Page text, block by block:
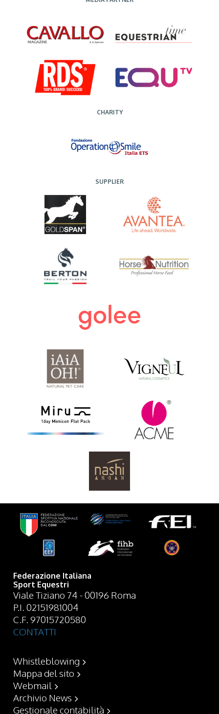
CHARITY
SUPPLIER
Federazione Italiana
Sport Equestri
Viale Tiziano 74 - 00196 Roma
P.I. 02151981004
C.F. 97015720580
CONTATTI
Whistleblowing
Mappa del sito
Webmail
Archivio News
Gestionale contabilità